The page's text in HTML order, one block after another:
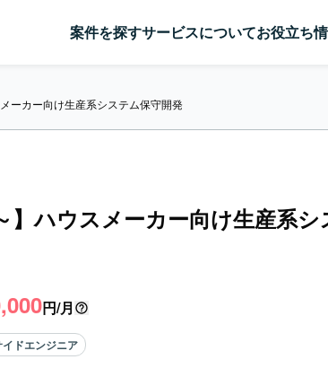
案件を探すサービスについてお役立ち
ーカー向け生産系システム保守開発
】ハウスメーカー向け生産系
円/月
ドエンジニア